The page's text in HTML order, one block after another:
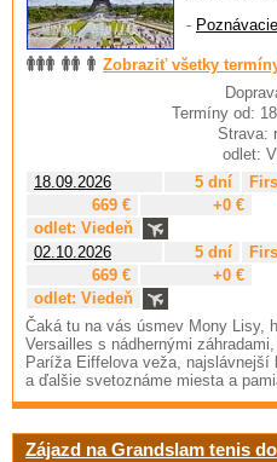
-
Zobraziť všetky
Termíny od:
Strava:
odlet:
18.09.2026
5 dní
669 €
+0 €
odlet: Viedeň
02.10.2026
5 dní
669 €
+0 €
odlet: Viedeň
Čaká tu na vás úsmev Mony Lisy,
Versailles s nádhernými
Paríža Eiffelova veža, najslávnejší
a ďalšie svetoznáme miesta a
Zájazd na Grandslam tenis